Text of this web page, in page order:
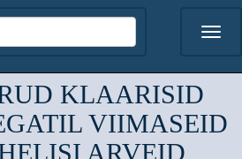
KLAARISID
VIIMASEID
ARVEID